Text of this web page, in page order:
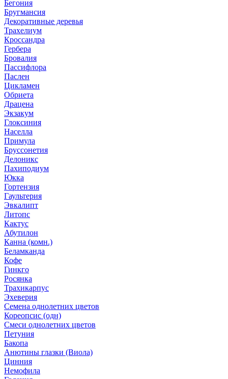
Бегония
Бругмансия
Декоративные деревья
Трахелиум
Кроссандра
Гербера
Бровалия
Пассифлора
Паслен
Цикламен
Обриета
Драцена
Экзакум
Глоксиния
Населла
Примула
Бруссонетия
Делоникс
Пахиподиум
Юкка
Гортензия
Гаультерия
Эвкалипт
Литопс
Кактус
Абутилон
Канна (комн.)
Беламканда
Кофе
Гинкго
Росянка
Трахикарпус
Эхеверия
Семена однолетних цветов
Кореопсис (одн)
Смеси однолетних цветов
Петуния
Бакопа
Анютины глазки (Виола)
Цинния
Немофила